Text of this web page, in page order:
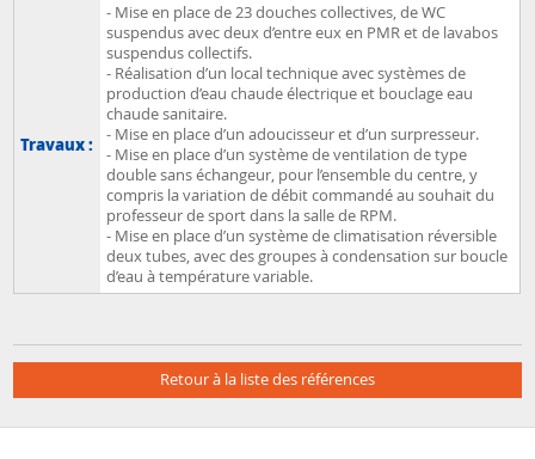
Travaux :
- Mise en place de 23 douches collectives, de WC
suspendus avec deux d’entre eux en PMR et de lavabos
suspendus collectifs.
- Réalisation d’un local technique avec systèmes de
production d’eau chaude électrique et bouclage eau
chaude sanitaire.
- Mise en place d’un adoucisseur et d’un surpresseur.
- Mise en place d’un système de ventilation de type
double sans échangeur, pour l’ensemble du centre, y
compris la variation de débit commandé au souhait du
professeur de sport dans la salle de RPM.
- Mise en place d’un système de climatisation réversible
deux tubes, avec des groupes à condensation sur boucle
d’eau à température variable.
Retour à la liste des références